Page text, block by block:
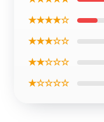
★★★★☆
★★★☆☆
★★☆☆☆
★☆☆☆☆